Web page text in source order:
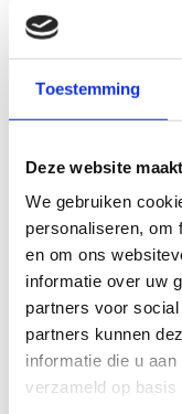
Toestemming
Deze website
We gebruiken
personaliseren, om
en om ons
informatie over uw
partners voor
partners kunnen
informatie die u
verzameld op
19 december
Timo en
2025